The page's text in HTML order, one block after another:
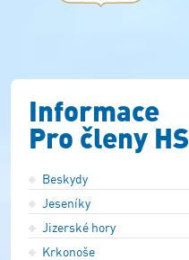
Informace
Pro členy HS
Beskydy
Jeseníky
Jizerské hory
Krkonoše